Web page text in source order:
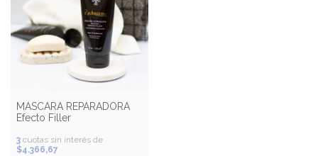
MÁSCARA REPARADORA
Efecto Filler
3 cuotas sin interés de
$4.366,67